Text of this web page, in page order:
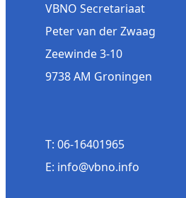
VBNO Secretariaat
Peter van der Zwaag
Zeewinde 3-10
9738 AM Groningen
T: 06-16401965
E: info@vbno.info